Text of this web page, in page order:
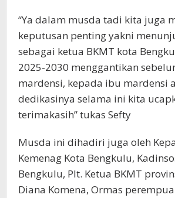
“Ya dalam musda tadi kita juga
keputusan penting yakni
sebagai ketua BKMT kota
2025-2030 menggantikan
mardensi, kepada ibu mardensi
dedikasinya selama ini kita
terimakasih” tukas Sefty
Musda ini dihadiri juga oleh
Kemenag Kota Bengkulu,
Bengkulu, Plt. Ketua BKMT
Diana Komena, Ormas